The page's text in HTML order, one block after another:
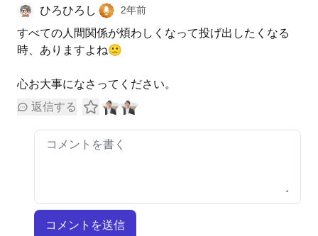
ひろひろし 2年前
すべての人間関係が煩わしくなって投げ出したくなる
時、ありますよね🙁
心お大事になさってください。
返信する
コメントを送信